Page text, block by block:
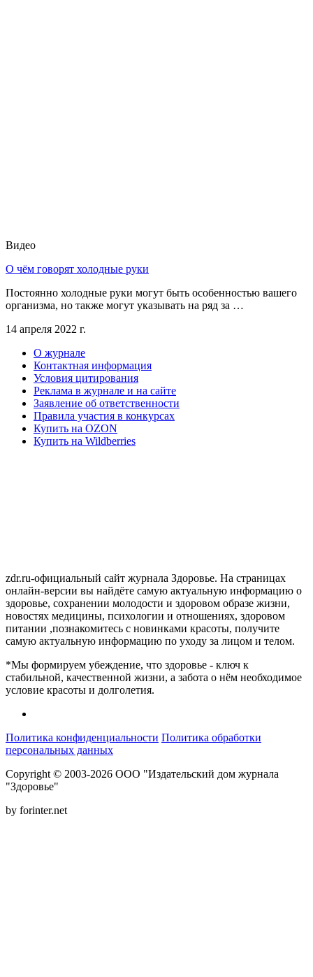
Видео
О чём говорят холодные руки
Постоянно холодные руки могут быть особенностью вашего
организма, но также могут указывать на ряд за …
14 апреля 2022 г.
О журнале
Контактная информация
Условия цитирования
Реклама в журнале и на сайте
Заявление об ответственности
Правила участия в конкурсах
Купить на OZON
Купить на Wildberries
zdr.ru-официальный сайт журнала Здоровье. На страницах
онлайн-версии вы найдёте самую актуальную информацию о
здоровье, сохранении молодости и здоровом образе жизни,
новостях медицины, психологии и отношениях, здоровом
питании ,познакомитесь с новинками красоты, получите
самую актуальную информацию по уходу за лицом и телом.
*Мы формируем убеждение, что здоровье - ключ к
стабильной, качественной жизни, а забота о нём необходимое
условие красоты и долголетия.
Политика конфиденциальности Политика обработки
персональных данных
Copyright © 2003-2026 ООО "Издательский дом журнала
"Здоровье"
by forinter.net